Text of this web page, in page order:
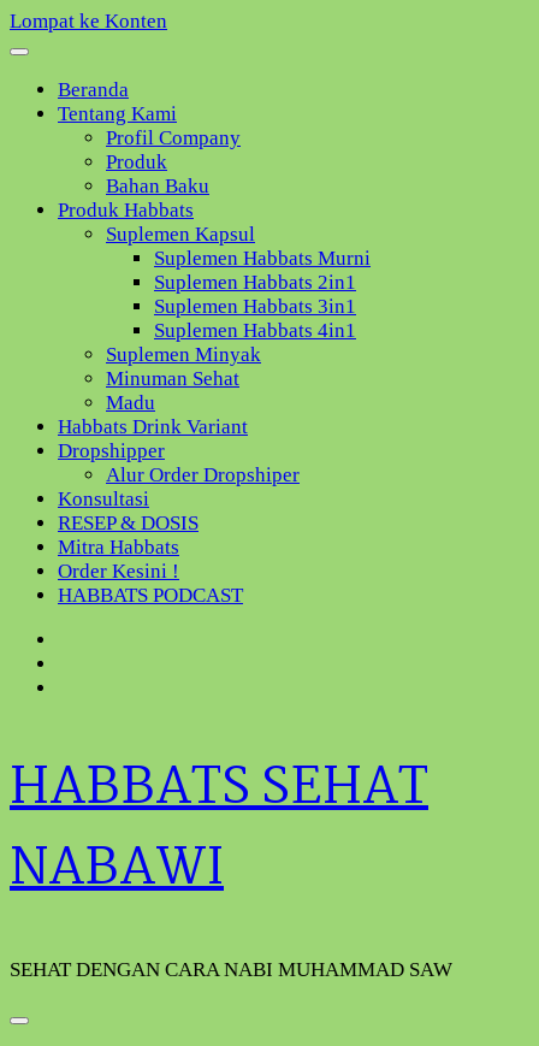
Lompat ke Konten
Beranda
Tentang Kami
Profil Company
Produk
Bahan Baku
Produk Habbats
Suplemen Kapsul
Suplemen Habbats Murni
Suplemen Habbats 2in1
Suplemen Habbats 3in1
Suplemen Habbats 4in1
Suplemen Minyak
Minuman Sehat
Madu
Habbats Drink Variant
Dropshipper
Alur Order Dropshiper
Konsultasi
RESEP & DOSIS
Mitra Habbats
Order Kesini !
HABBATS PODCAST
HABBATS SEHAT
NABAWI
SEHAT DENGAN CARA NABI MUHAMMAD SAW